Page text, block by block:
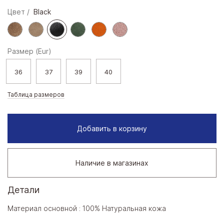
Цвет Black
Размер (Eur)
36 37 39 40
Таблица размеров
Добавить в корзину
Наличие в магазинах
Детали
Материал основной : 100% Натуральная кожа